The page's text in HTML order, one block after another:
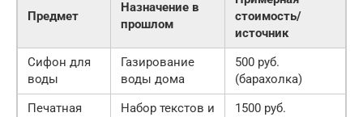
Предмет
Назначение в
прошлом
стоимость/
источник
Сифон для
воды
Газирование
воды дома
500 руб.
(барахолка)
Печатная
Набор текстов и
1500 руб.